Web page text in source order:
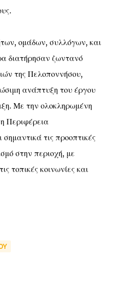
ομάδων, συλλόγων, και
διατήρησαν ζωντανό
της Πελοποννήσου,
ανάπτυξη του έργου
Με την ολοκληρωμένη
Περιφέρεια
τις προοπτικές
στην περιοχή, με
τοπικές κοινωνίες και